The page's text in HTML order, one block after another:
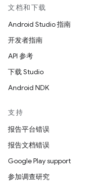
文档和下载
Android Studio 指南
开发者指南
API 参考
下载 Studio
Android NDK
支持
报告平台错误
报告文档错误
Google Play support
参加调查研究